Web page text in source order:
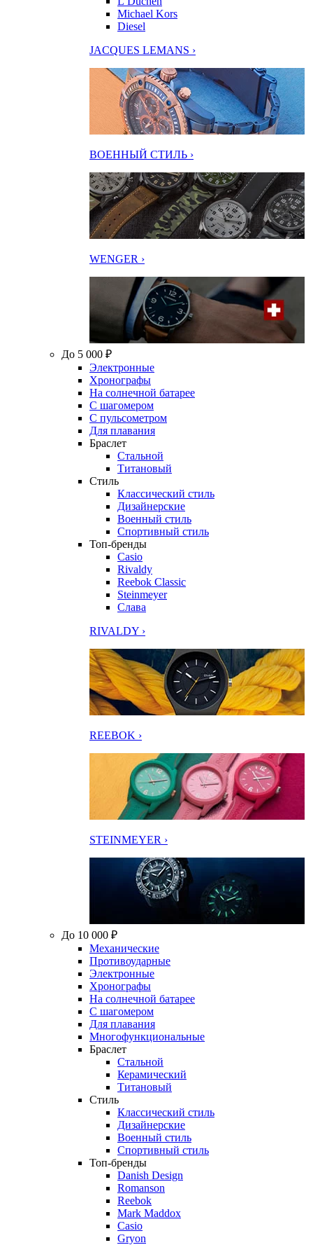
Michael Kors
Diesel
JACQUES LEMANS ›
ВОЕННЫЙ СТИЛЬ ›
WENGER ›
До 5 000 ₽
Электронные
Хронографы
На солнечной батарее
С шагомером
С пульсометром
Для плавания
Браслет
Стальной
Титановый
Стиль
Классический стиль
Дизайнерские
Военный стиль
Спортивный стиль
Топ-бренды
Casio
Rivaldy
Reebok Classic
Steinmeyer
Слава
RIVALDY ›
REEBOK ›
STEINMEYER ›
До 10 000 ₽
Механические
Противоударные
Электронные
Хронографы
На солнечной батарее
С шагомером
Для плавания
Многофункциональные
Браслет
Стальной
Керамический
Титановый
Стиль
Классический стиль
Дизайнерские
Военный стиль
Спортивный стиль
Топ-бренды
Danish Design
Romanson
Reebok
Mark Maddox
Casio
Gryon